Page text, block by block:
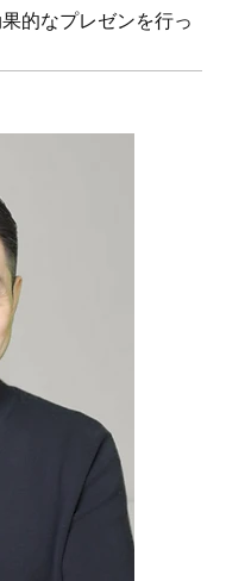
的なプレゼンを行っ